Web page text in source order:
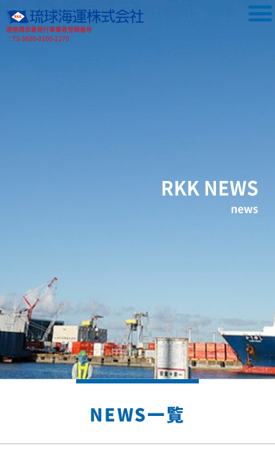
適格請求書発行事業者登録番号
：T3-3600-0100-2270
RKK NEWS
news
NEWS一覧